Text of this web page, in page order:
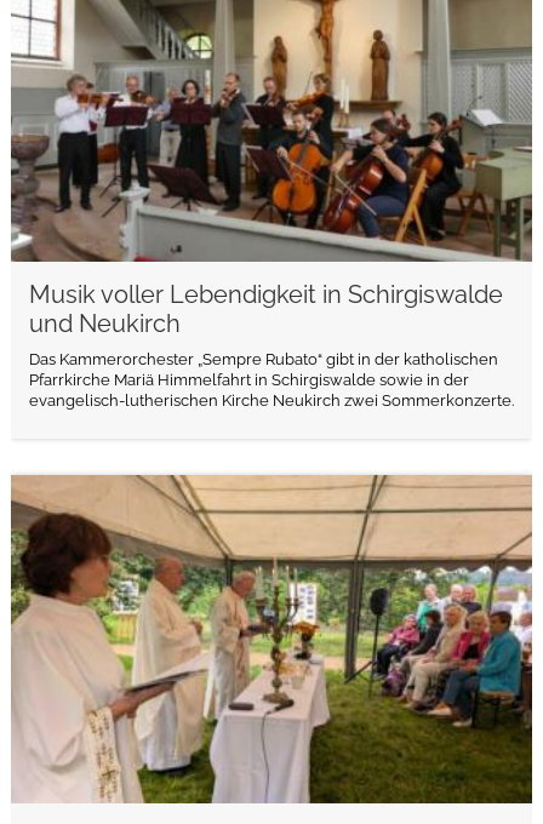
Musik voller Lebendigkeit in Schirgiswalde
und Neukirch
Das Kammerorchester „Sempre Rubato“ gibt in der katholischen
Pfarrkirche Mariä Himmelfahrt in Schirgiswalde sowie in der
evangelisch-lutherischen Kirche Neukirch zwei Sommerkonzerte.
weiterlesen